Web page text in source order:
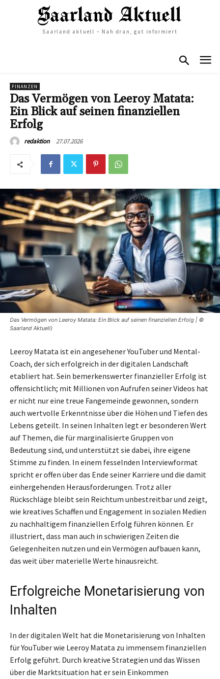
Saarland aktuell – Nah dran, gut informiert
FINANZEN
Das Vermögen von Leeroy Matata:
Ein Blick auf seinen finanziellen
Erfolg
redaktion 27.07.2026
Das Vermögen von Leeroy Matata: Ein Blick auf seinen finanziellen Erfolg | ©
Saarland Aktuell)
Leeroy Matata ist ein angesehener YouTuber und Mental-
Coach, der sich erfolgreich in der digitalen Landschaft
etabliert hat. Sein bemerkenswerter finanzieller Erfolg ist
offensichtlich; mit Millionen von Aufrufen seiner Videos hat
er nicht nur eine treue Fangemeinde gewonnen, sondern
auch wertvolle Erkenntnisse über die Höhen und Tiefen des
Lebens geteilt. In seinen Inhalten legt er besonderen Wert
auf Themen, die für marginalisierte Gruppen von
Bedeutung sind, und unterstützt sie dabei, ihre eigene
Stimme zu finden. In einem fesselnden Interviewformat
spricht er offen über das Ende seiner Karriere und die damit
einhergehenden Herausforderungen. Trotz aller
Rückschläge bleibt sein Reichtum unbestreitbar und zeigt,
wie kreatives Schaffen und Engagement in sozialen Medien
zu nachhaltigem finanziellen Erfolg führen können. Er
illustriert, dass man auch in schwierigen Zeiten die
Gelegenheiten nutzen und ein Vermögen aufbauen kann,
das weit über materielle Werte hinausreicht.
Erfolgreiche Monetarisierung von
Inhalten
In der digitalen Welt hat die Monetarisierung von Inhalten
für YouTuber wie Leeroy Matata zu immensem finanziellen
Erfolg geführt. Durch kreative Strategien und das Wissen
über die Marktsituation hat er sein Einkommen